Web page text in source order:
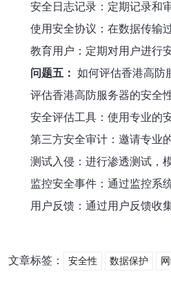
安全日志记录：定期记录和
使用安全协议：在数据传输
教育用户：定期对用户进行
问题五： 如何评估香港高防
评估香港高防服务器的安全
安全评估工具：使用专业的
第三方安全审计：邀请专业
测试入侵：进行渗透测试，
监控安全事件：通过监控系
用户反馈：通过用户反馈收
文章标签： 安全性 数据保护